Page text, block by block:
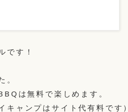
です！
。
は無料で楽しめます。
キャンプはサイト代有料です）